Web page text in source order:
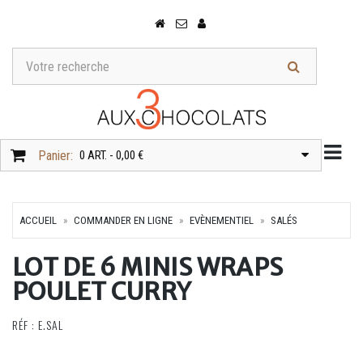
Panier: 0 ART. - 0,00 €
ACCUEIL COMMANDER EN LIGNE EVÈNEMENTIEL SALÉS
LOT DE 6 MINIS WRAPS
POULET CURRY
RÉF : E.SAL